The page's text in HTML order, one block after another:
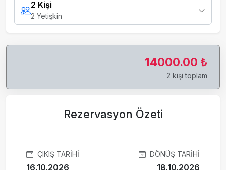
2 Kişi
2 Yetişkin
14000.00 ₺
2 kişi toplam
Rezervasyon Özeti
ÇIKIŞ TARIHI
16.10.2026
DÖNÜŞ TARIHI
18.10.2026